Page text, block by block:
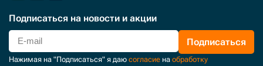
Подписаться на новости и акции
Подписаться
Нажимая на "Подписаться" я даю согласие на обработку